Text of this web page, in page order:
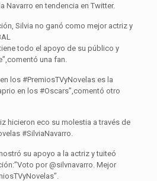
Navarro en tendencia en Twitter.
Silvia no ganó como mejor actriz y
todo el apoyo de su público y
una fan.
los #PremiosTVyNovelas es la
en los #Oscars”,comentó otro
hicieron eco su molestia a través de
#SilviaNavarro.
su apoyo a la actriz y tuiteó
por @silvnavarro. Mejor